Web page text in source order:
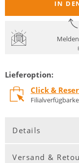
IN
Lieferoption:
Click &
Details
Versand &